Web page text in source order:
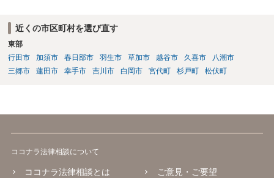
近くの市区町村を選び直す
東部
行田市
加須市 春日部市 羽生市 草加市 越谷市 久喜市
八潮市
三郷市
蓮田市 幸手市 吉川市 白岡市 宮代町 杉戸町 松伏町
ココナラ法律相談について
ココナラ法律相談とは
ご意見・ご要望